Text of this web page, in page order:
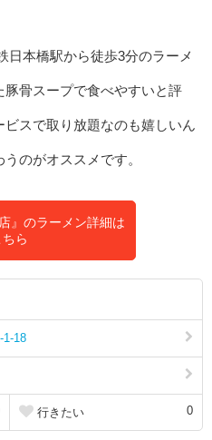
日本橋駅から徒歩3分のラーメ
豚骨スープで食べやすいと評
スで取り放題なのも嬉しいん
のがオススメです。
』のラーメン詳細は
ちら
1-18
行きたい 0